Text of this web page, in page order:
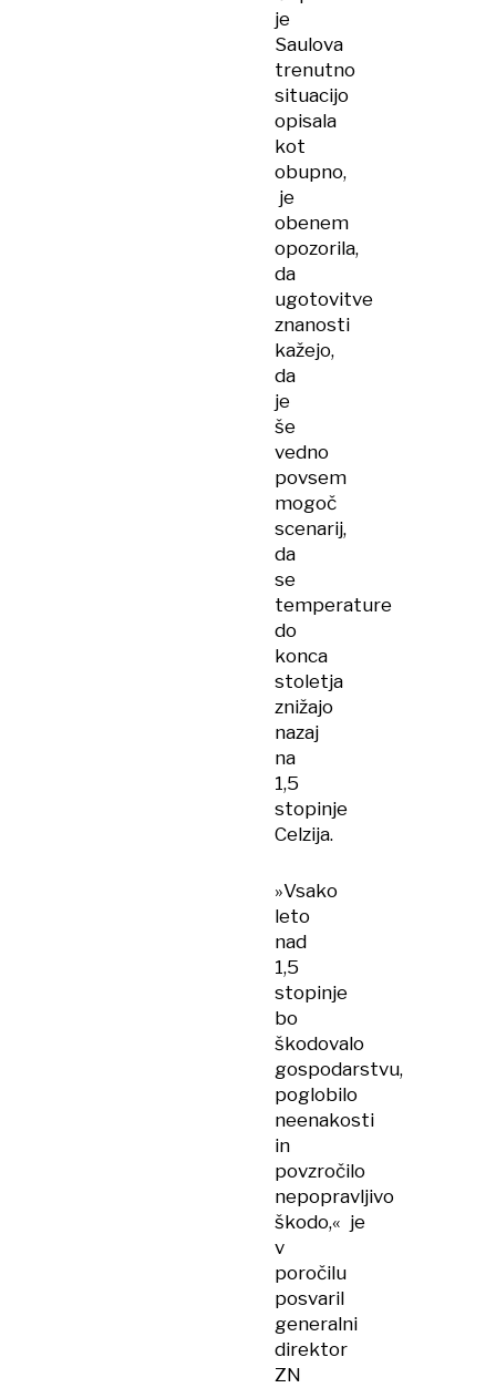
je
Saulova
trenutno
situacijo
opisala
kot
obupno,
je
obenem
opozorila,
da
ugotovitve
znanosti
kažejo,
da
je
še
vedno
povsem
mogoč
scenarij,
da
se
temperature
do
konca
stoletja
znižajo
nazaj
na
1,5
stopinje
Celzija.
»Vsako
leto
nad
1,5
stopinje
bo
škodovalo
gospodarstvu,
poglobilo
neenakosti
in
povzročilo
nepopravljivo
škodo,« je
v
poročilu
posvaril
generalni
direktor
ZN